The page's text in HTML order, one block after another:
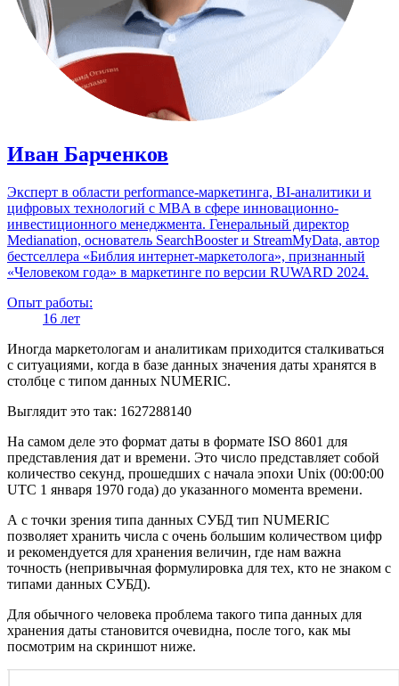
Иван Барченков
Эксперт в области performance-маркетинга, BI-аналитики и
цифровых технологий с MBA в сфере инновационно-
инвестиционного менеджмента. Генеральный директор
Medianation, основатель SearchBooster и StreamMyData, автор
бестселлера «Библия интернет-маркетолога», признанный
«Человеком года» в маркетинге по версии RUWARD 2024.
Опыт работы:
16 лет
Иногда маркетологам и аналитикам приходится сталкиваться
с ситуациями, когда в базе данных значения даты хранятся в
столбце с типом данных NUMERIC.
Выглядит это так: 1627288140
На самом деле это формат даты в формате ISO 8601 для
представления дат и времени. Это число представляет собой
количество секунд, прошедших с начала эпохи Unix (00:00:00
UTC 1 января 1970 года) до указанного момента времени.
А с точки зрения типа данных СУБД тип NUMERIC
позволяет хранить числа с очень большим количеством цифр
и рекомендуется для хранения величин, где нам важна
точность (непривычная формулировка для тех, кто не знаком с
типами данных СУБД).
Для обычного человека проблема такого типа данных для
хранения даты становится очевидна, после того, как мы
посмотрим на скриншот ниже.